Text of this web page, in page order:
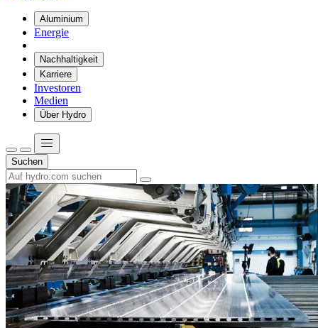
Aluminium
Energie
Nachhaltigkeit
Karriere
Investoren
Medien
Über Hydro
Suchen